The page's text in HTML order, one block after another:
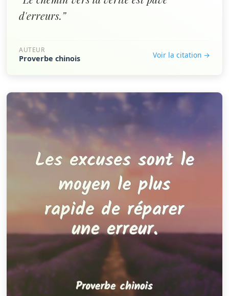
d'erreurs.”
AUTEUR
Proverbe chinois Voir la citation →